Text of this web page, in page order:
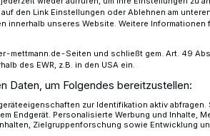
in Mettmann
den Link Einstellungen oder Ablehnen am
innerhalb unseres Website. Weitere Informationen
mettmann.de-Seiten und schließt gem. Art. 49
des EWR, z.B. in den USA ein.
Daten, um Folgendes bereitzustellen:
zur Identifikation aktiv abfragen.
Endgerät. Personalisierte Werbung und Inhalte,
Zielgruppenforschung sowie Entwicklung